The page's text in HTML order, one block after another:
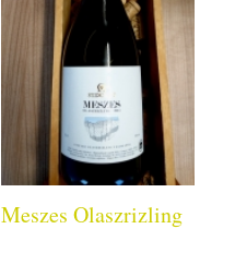
Meszes Olaszrizling